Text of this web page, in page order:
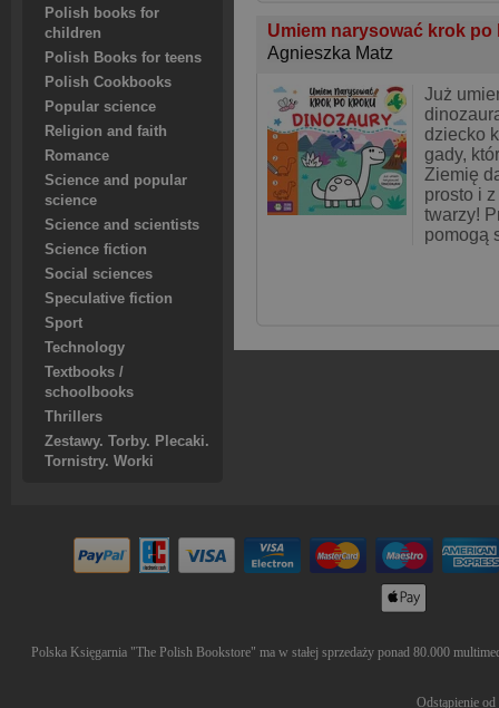
Polish books for
children
Polish Books for teens
Polish Cookbooks
Popular science
Religion and faith
Romance
Science and popular
science
Science and scientists
Science fiction
Social sciences
Speculative fiction
Sport
Technology
Textbooks /
schoolbooks
Thrillers
Zestawy. Torby. Plecaki.
Tornistry. Worki
Umiem narysować krok
Agnieszka Matz
Już
dziecko
gady,
Ziemię
prosto i
twarzy!
pomogą
Polska Księgarnia "The Polish Bookstore" ma w stałej sprzedaży ponad 80.000
Odstąpienie